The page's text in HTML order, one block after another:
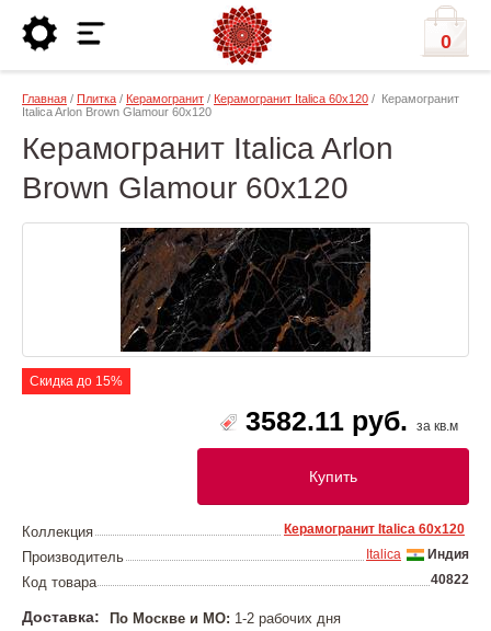
0
Главная / Плитка / Керамогранит / Керамогранит Italica 60х120 / Керамогранит
Italica Arlon Brown Glamour 60х120
Керамогранит Italica Arlon
Brown Glamour 60х120
Скидка до 15%
3582.11 руб. за кв.м
Купить
Коллекция Керамогранит Italica 60х120
Производитель Индия
Italica
Код товара 40822
Доставка: По Москве и МО: 1-2 рабочих дня